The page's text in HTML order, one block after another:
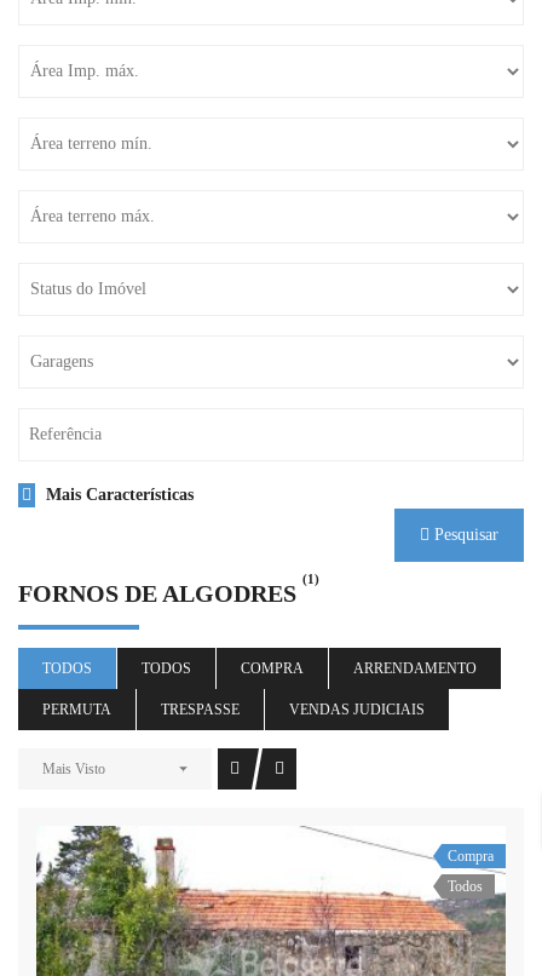
Mais Características
Pesquisar
FORNOS DE ALGODRES
(1)
TODOS TODOS COMPRA ARRENDAMENTO
PERMUTA TRESPASSE VENDAS JUDICIAIS
Mais Visto
Compra
Todos